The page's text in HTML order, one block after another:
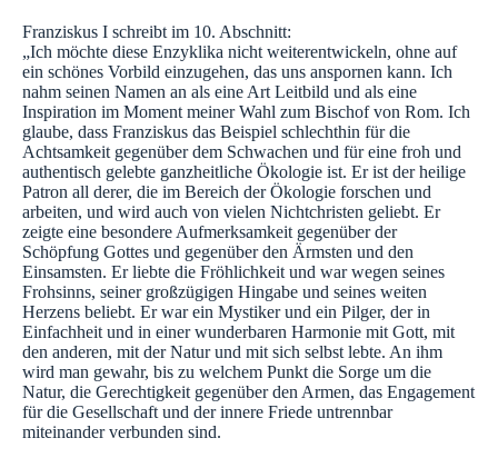
Franziskus I schreibt im 10. Abschnitt:
„Ich möchte diese Enzyklika nicht weiterentwickeln, ohne auf
ein schönes Vorbild einzugehen, das uns anspornen kann. Ich
nahm seinen Namen an als eine Art Leitbild und als eine
Inspiration im Moment meiner Wahl zum Bischof von Rom. Ich
glaube, dass Franziskus das Beispiel schlechthin für die
Achtsamkeit gegenüber dem Schwachen und für eine froh und
authentisch gelebte ganzheitliche Ökologie ist. Er ist der heilige
Patron all derer, die im Bereich der Ökologie forschen und
arbeiten, und wird auch von vielen Nichtchristen geliebt. Er
zeigte eine besondere Aufmerksamkeit gegenüber der
Schöpfung Gottes und gegenüber den Ärmsten und den
Einsamsten. Er liebte die Fröhlichkeit und war wegen seines
Frohsinns, seiner großzügigen Hingabe und seines weiten
Herzens beliebt. Er war ein Mystiker und ein Pilger, der in
Einfachheit und in einer wunderbaren Harmonie mit Gott, mit
den anderen, mit der Natur und mit sich selbst lebte. An ihm
wird man gewahr, bis zu welchem Punkt die Sorge um die
Natur, die Gerechtigkeit gegenüber den Armen, das Engagement
für die Gesellschaft und der innere Friede untrennbar
miteinander verbunden sind.